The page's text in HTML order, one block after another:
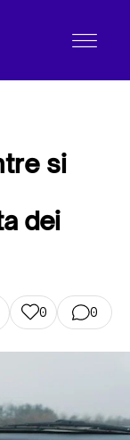
si
dei
0 0